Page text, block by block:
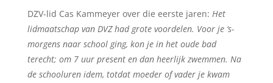
DZV-lid Cas Kammeyer over die eerste jaren: Het
lidmaatschap van DVZ had grote voordelen. Voor je ‘s-
morgens naar school ging, kon je in het oude bad
terecht; om 7 uur present en dan heerlijk zwemmen. Na
de schooluren idem, totdat moeder of vader je kwam